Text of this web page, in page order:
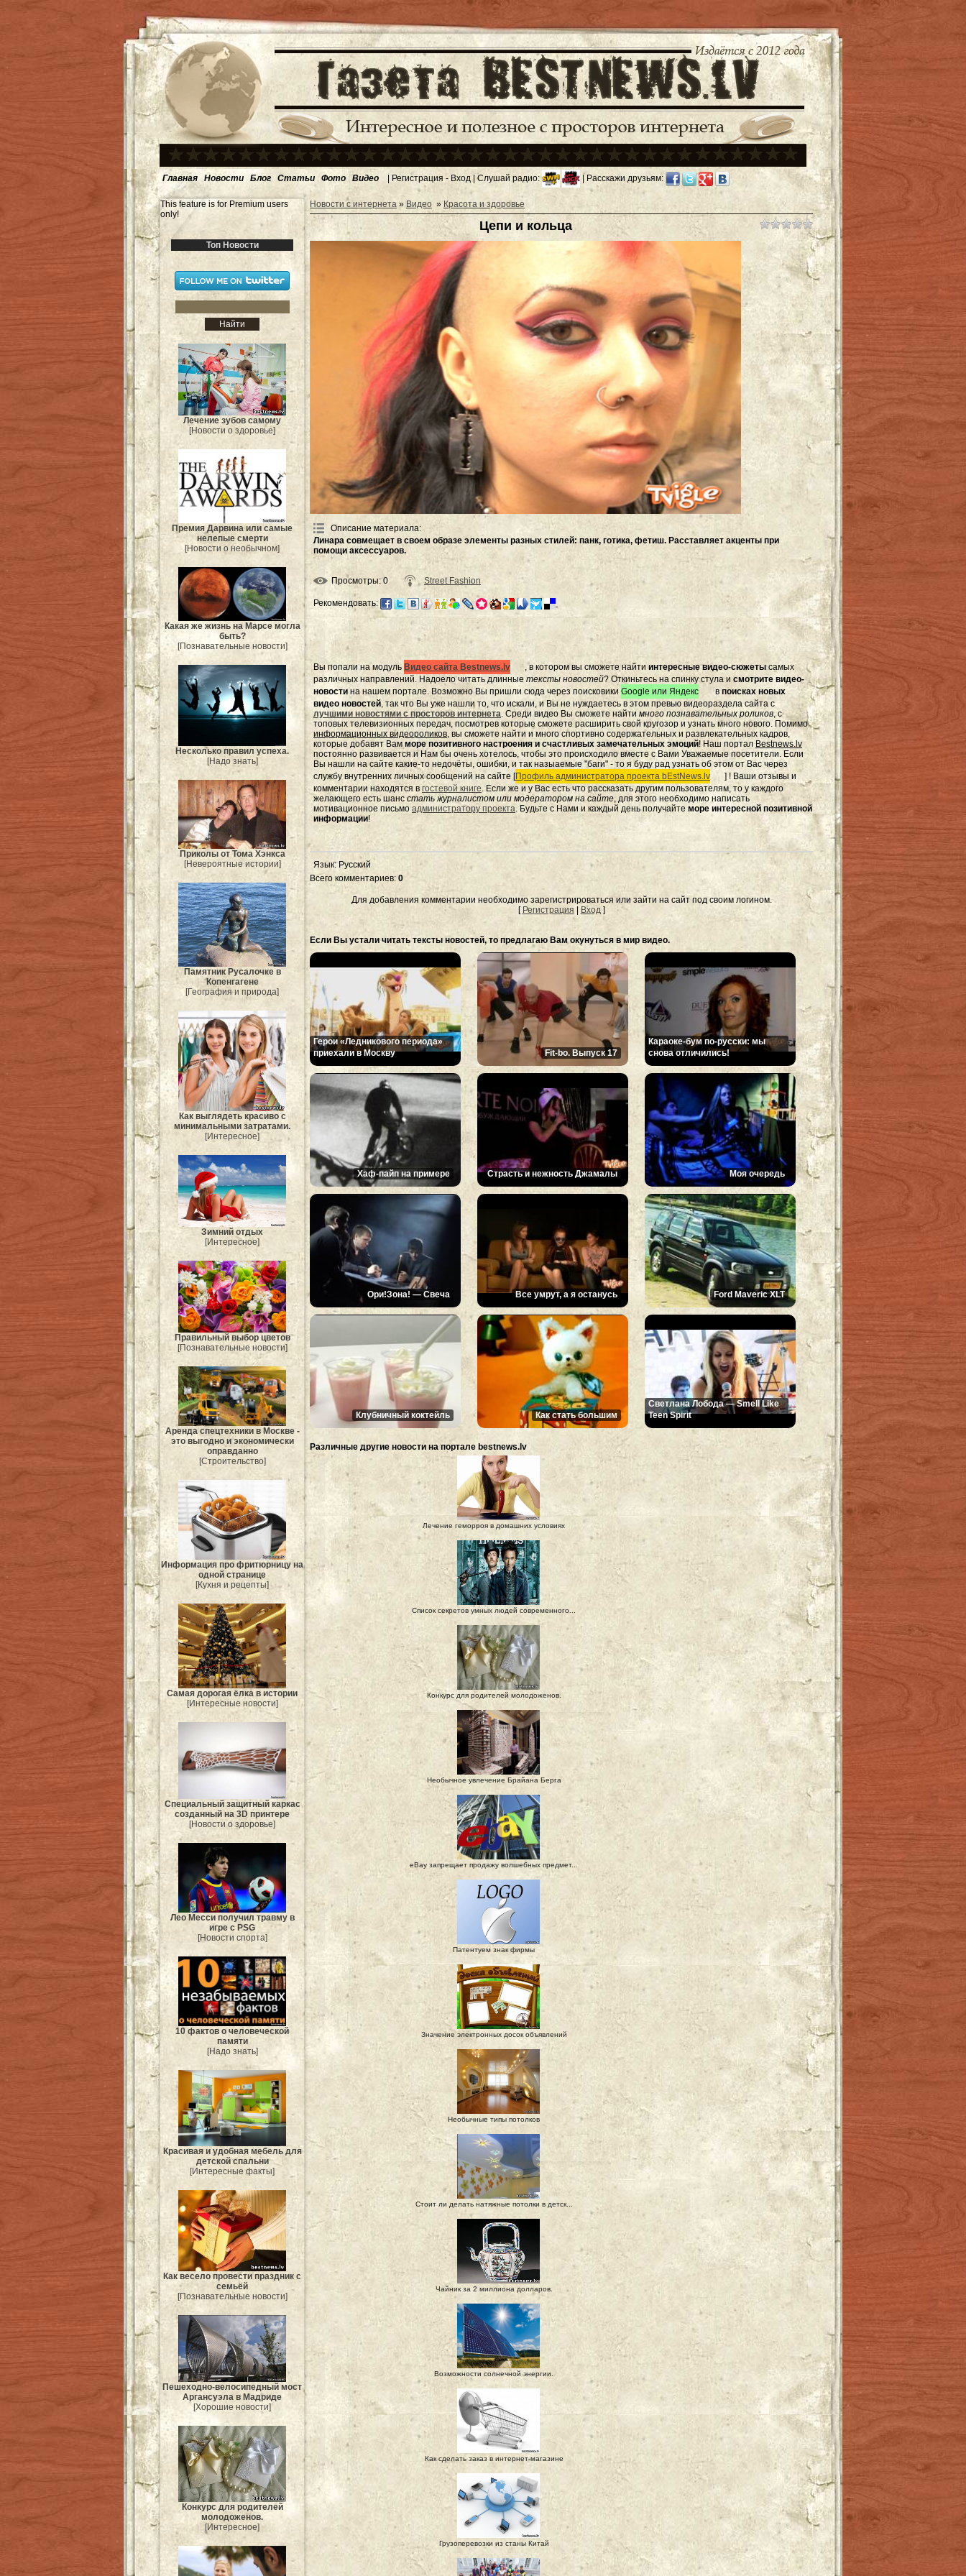
Главная Новости Блог Статьи Фото Видео | Регистрация - Вход | Слушай радио: | Расскажи друзьям:
This feature is for Premium users
only!
Топ Новости
Лечение зубов самому
[Новости о здоровье]
Премия Дарвина или самые
нелепые смерти
[Новости о необычном]
Какая же жизнь на Марсе могла
быть?
[Познавательные новости]
Несколько правил успеха.
[Надо знать]
Приколы от Тома Хэнкса
[Невероятные истории]
Памятник Русалочке в
Копенгагене
[География и природа]
Как выглядеть красиво с
минимальными затратами.
[Интересное]
Зимний отдых
[Интересное]
Правильный выбор цветов
[Познавательные новости]
Аренда спецтехники в Москве -
это выгодно и экономически
оправданно
[Строительство]
Информация про фритюрницу на
одной странице
[Кухня и рецепты]
Самая дорогая ёлка в истории
[Интересные новости]
Специальный защитный каркас
созданный на 3D принтере
[Новости о здоровье]
Лео Месси получил травму в
игре с PSG
[Новости спорта]
10 фактов о человеческой
памяти
[Надо знать]
Красивая и удобная мебель для
детской спальни
[Интересные факты]
Как весело провести праздник с
семьёй
[Познавательные новости]
Пешеходно-велосипедный мост
Аргансуэла в Мадриде
[Хорошие новости]
Конкурс для родителей
молодоженов.
[Интересное]
Новости с интернета » Видео » Красота и здоровье
Цепи и кольца
Описание материала:
Линара совмещает в своем образе элементы разных стилей: панк, готика, фетиш. Расставляет акценты при
помощи аксессуаров.
Просмотры: 0 Street Fashion
Рекомендовать:
Вы попали на модуль Видео сайта Bestnews.lv , в котором вы сможете найти интересные видео-сюжетысамых
различных направлений. Надоело читать длинные тексты новостей? Откиньтесь на спинку стула и смотрите видео-
новости на нашем портале. Возможно Вы пришли сюда через поисковики Google или Яндекс в поисках новых
видео новостей, так что Вы уже нашли то, что искали, и Вы не нуждаетесь в этом превью видеораздела сайта с
лучшими новостями с просторов интернета. Среди видео Вы сможете найти много познавательных роликов, с
топовых телевизионных передач, посмотрев которые сможете расширить свой кругозор и узнать много нового. Помимо
информационных видеороликов, вы сможете найти и много спортивно содержательных и развлекательных кадров,
которые добавят Вамморе позитивного настроения и счастливых замечательных эмоций! Наш портал Bestnews.lv
постоянно развивается и Нам бы очень хотелось, чтобы это происходило вместе с Вами Уважаемые посетители. Если
Вы нашли на сайте какие-то недочёты, ошибки, и так назыаемые "баги" - то я буду рад узнать об этом от Вас через
службу внутренних личных сообщений на сайте [Профиль администратора проекта bEstNews.lv
] ! Ваши отзывы и
комментарии находятся в гостевой книге. Если же и у Вас есть что рассказать другим пользователям, то у каждого
желающего есть шансстать журналистом или модератором на сайте, для этого необходимо написать
мотивационное письмо администратору проекта. Будьте с Нами и каждый день получайте море интересной позитивной
информации!
Язык: Русский
Всего комментариев: 0
Для добавления комментарии необходимо зарегистрироваться или зайти на сайт под своим логином.
[ Регистрация Вход]
Если Вы устали читать тексты новостей, то предлагаю Вам окунуться в мир видео.
Герои «Ледникового периода»
приехали в Москву
Fit-bo. Выпуск 17
Караоке-бум по-русски: мы
снова отличились!
Хаф-пайп на примере Страсть и нежность Джамалы Моя очередь
Ори!Зона! — Свеча Все умрут, а я останусь Ford Maveric XLT
Клубничный коктейль Как стать большим
Светлана Лобода — Smell Like
Teen Spirit
Различные другие новости на портале bestnews.lv
Лечение геморроя в домашних условиях
Список секретов умных людей современного...
Конкурс для родителей молодоженов.
Необычное увлечение Брайана Берга
eBay запрещает продажу волшебных предмет...
Патентуем знак фирмы
Значение электронных досок объявлений
Необычные типы потолков
Стоит ли делать натяжные потолки в детск...
Чайник за 2 миллиона долларов.
Возможности солнечной энергии.
Как сделать заказ в интернет-магазине
Грузоперевозки из станы Китай